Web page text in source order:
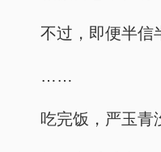
不过，即便半信
……
吃完饭，严玉青